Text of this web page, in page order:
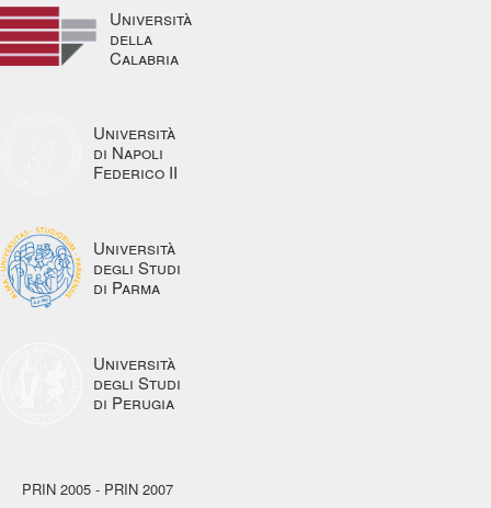
Università
della
Calabria
Università
di Napoli
Federico II
Università
degli Studi
di Parma
Università
degli Studi
di Perugia
PRIN 2005 - PRIN 2007